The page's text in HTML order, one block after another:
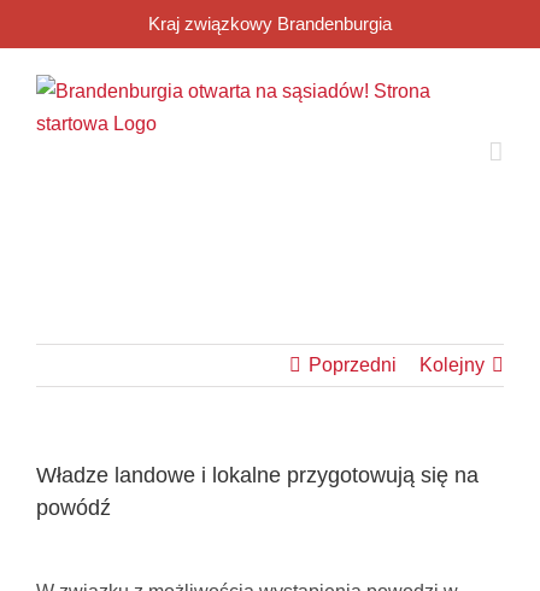
do
zawartości
Kraj związkowy Brandenburgia
Poprzedni Kolejny
Władze landowe i lokalne przygotowują się na
powódź
większy